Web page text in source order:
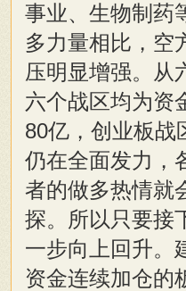
事业、生物制药
多力量相比，空
压明显增强。从
六个战区均为资
80亿，创业板战
仍在全面发力，
者的做多热情就
探。所以只要接
一步向上回升。
资金连续加仓的